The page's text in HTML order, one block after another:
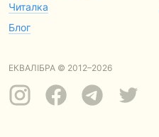
Читалка
Блог
ЕКВАЛІБРА © 2012–2026